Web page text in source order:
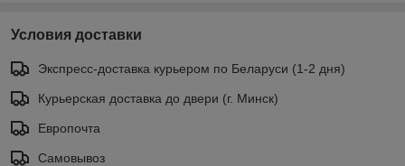
Условия доставки
Экспресс-доставка курьером по Беларуси (1-2 дня)
Курьерская доставка до двери (г. Минск)
Европочта
Самовывоз